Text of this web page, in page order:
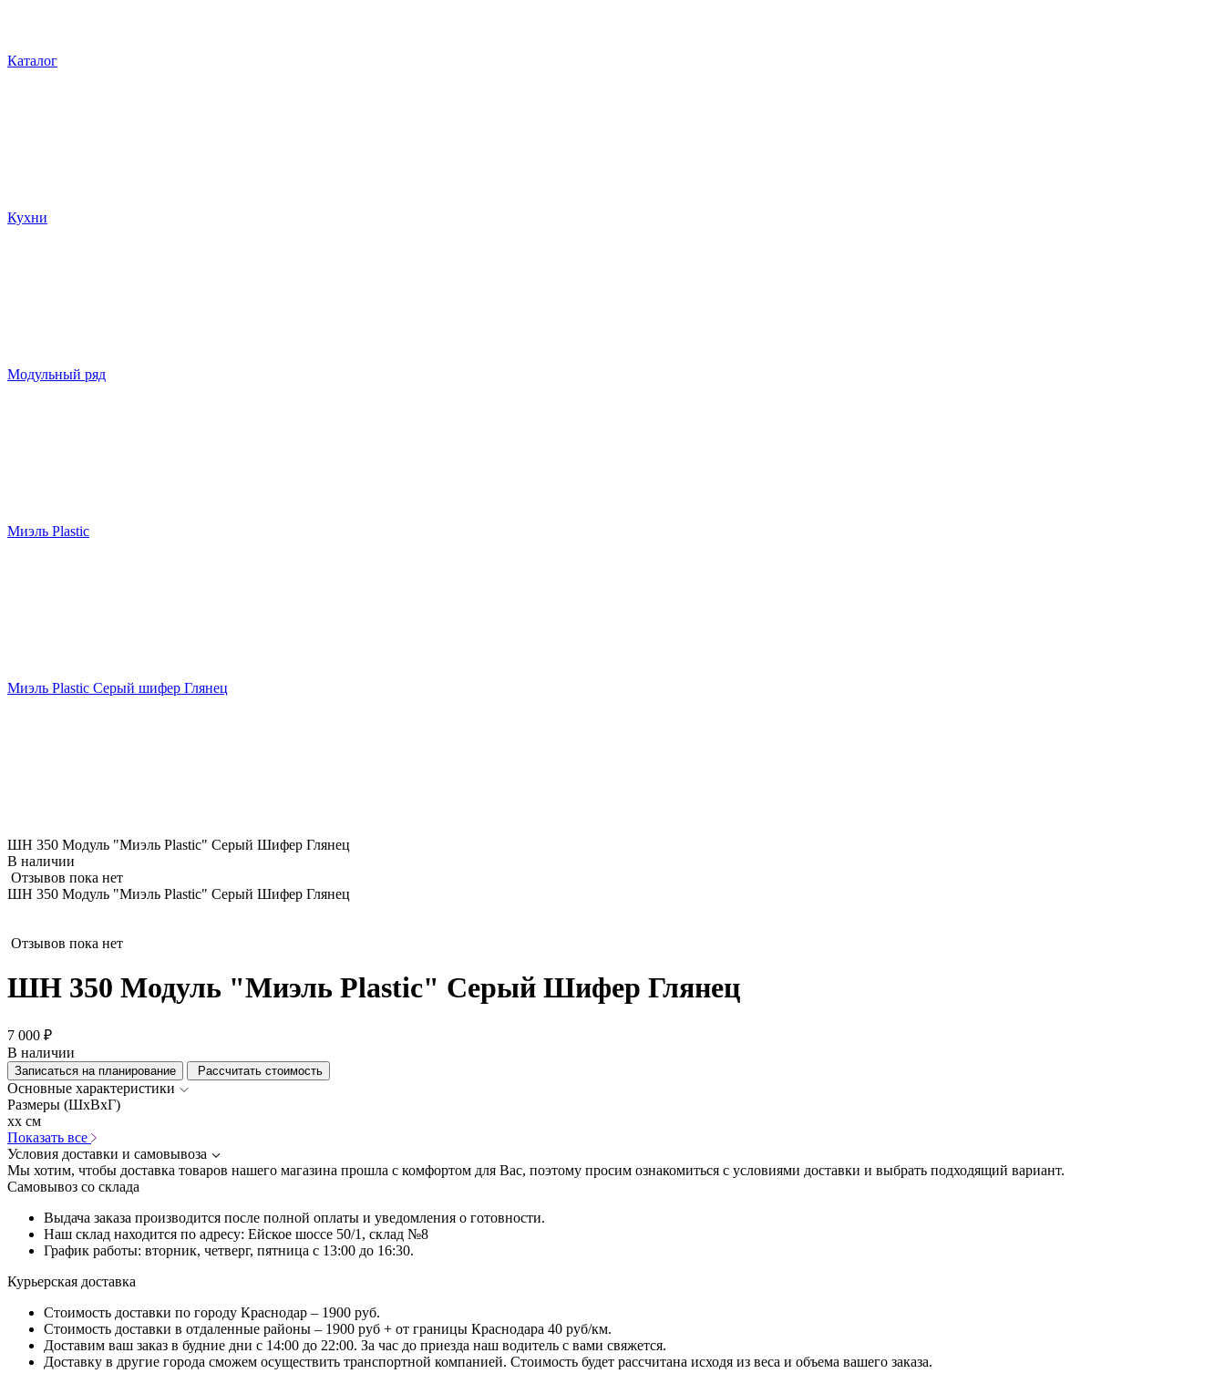
Каталог
Кухни
Модульный ряд
Миэль Plastic
Миэль Plastic Серый шифер Глянец
ШН 350 Модуль "Миэль Plastic" Серый Шифер Глянец
В наличии
Отзывов пока нет
ШН 350 Модуль "Миэль Plastic" Серый Шифер Глянец
Отзывов пока нет
ШН 350 Модуль "Миэль Plastic" Серый Шифер Глянец
7 000 ₽
В наличии
Записаться на планирование Рассчитать стоимость
Основные характеристики
Размеры (ШхВхГ)
xx см
Показать все
Условия доставки и самовывоза
Мы хотим, чтобы доставка товаров нашего магазина прошла с комфортом для Вас, поэтому просим ознакомиться с условиями доставки и выбрать подходящий вариант.
Самовывоз со склада
Выдача заказа производится после полной оплаты и уведомления о готовности.
Наш склад находится по адресу: Ейское шоссе 50/1, склад №8
График работы: вторник, четверг, пятница с 13:00 до 16:30.
Курьерская доставка
Стоимость доставки по городу Краснодар – 1900 руб.
Стоимость доставки в отдаленные районы – 1900 руб + от границы Краснодара 40 руб/км.
Доставим ваш заказ в будние дни с 14:00 до 22:00. За час до приезда наш водитель с вами свяжется.
Доставку в другие города сможем осуществить транспортной компанией. Стоимость будет рассчитана исходя из веса и объема вашего заказа.